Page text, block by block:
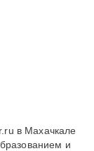
в Махачкале
и